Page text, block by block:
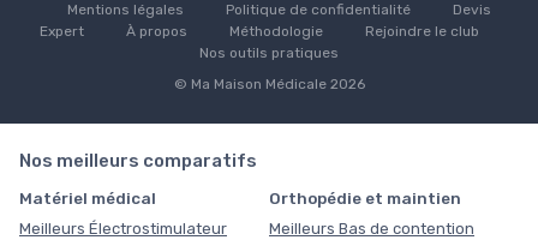
Mentions légales Politique de confidentialité
Devis
Expert
À propos Méthodologie
Rejoindre le club
Nos outils pratiques
© Ma Maison Médicale 2026
Nos meilleurs comparatifs
Matériel médical
Meilleurs Électrostimulateur
Orthopédie et maintien
Meilleurs Bas de contention